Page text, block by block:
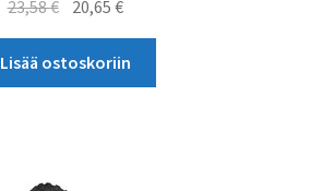
23,58€ Alkuperäinen
oli:
23,58 €.
20,65€Nykyinen
on:
20,65 €.
Lisää ostoskoriin